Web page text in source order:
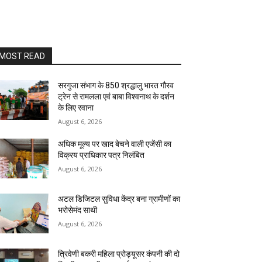
READ
सरगुजा संभाग के 850 श्रद्धालु भारत गौरव
ट्रेन से रामलला एवं बाबा विश्वनाथ के दर्शन
के लिए रवाना
August 6, 2026
अधिक मूल्य पर खाद बेचने वाली एजेंसी का
विक्रय प्राधिकार पत्र निलंबित
August 6, 2026
अटल डिजिटल सुविधा केंद्र बना ग्रामीणों का
भरोसेमंद साथी
August 6, 2026
त्रिवेणी बकरी महिला प्रोड्यूसर कंपनी की दो